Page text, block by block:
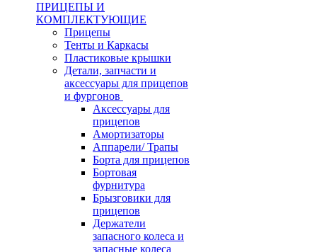
ПРИЦЕПЫ И
КОМПЛЕКТУЮЩИЕ
Прицепы
Тенты и Каркасы
Пластиковые крышки
Детали, запчасти и
аксессуары для прицепов
и фургонов
Аксессуары для
прицепов
Амортизаторы
Аппарели/ Трапы
Борта для прицепов
Бортовая
фурнитура
Брызговики для
прицепов
Держатели
запасного колеса и
запасные колеса